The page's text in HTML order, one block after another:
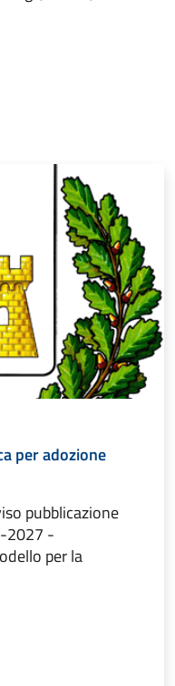
per adozione
pubblicazione
2027 -
per la